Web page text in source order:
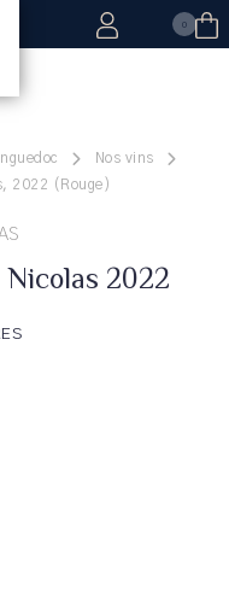
0
Nos vins
2022 (Rouge)
2022